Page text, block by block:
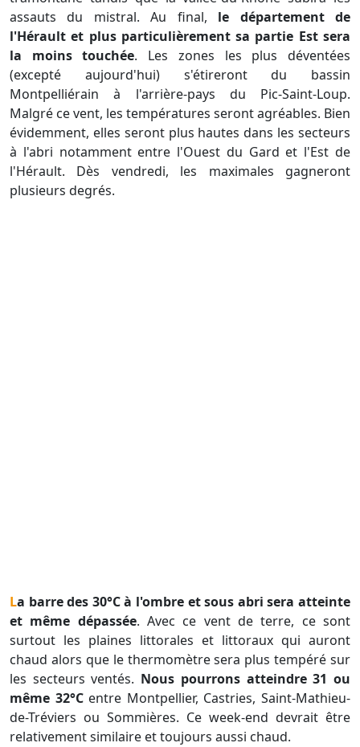
assauts du mistral. Au final, le département de
l'Hérault et plus particulièrement sa partie Est sera
la moins touchée. Les zones les plus déventées
(excepté aujourd'hui) s'étireront du bassin
Montpelliérain à l'arrière-pays du Pic-Saint-Loup.
Malgré ce vent, les températures seront agréables. Bien
évidemment, elles seront plus hautes dans les secteurs
à l'abri notamment entre l'Ouest du Gard et l'Est de
l'Hérault. Dès vendredi, les maximales gagneront
plusieurs degrés.
La barre des 30°C à l'ombre et sous abri sera atteinte
et même dépassée. Avec ce vent de terre, ce sont
surtout les plaines littorales et littoraux qui auront
chaud alors que le thermomètre sera plus tempéré sur
les secteurs ventés. Nous pourrons atteindre 31 ou
même 32°C entre Montpellier, Castries, Saint-Mathieu-
de-Tréviers ou Sommières. Ce week-end devrait être
relativement similaire et toujours aussi chaud.